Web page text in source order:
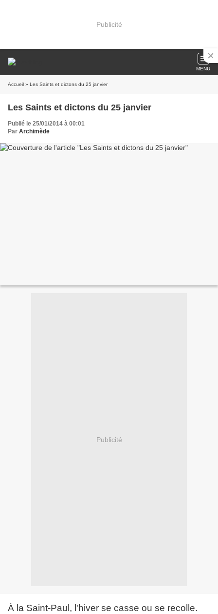
Publicité
MENU
Accueil » Les Saints et dictons du 25 janvier
Les Saints et dictons du 25 janvier
Publié le 25/01/2014 à 00:01
Par Archimède
Publicité
À la Saint-Paul, l'hiver se casse ou se recolle.